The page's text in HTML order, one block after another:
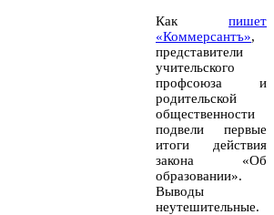
Как пишет
«Коммерсантъ»,
представители
учительского
профсоюза и
родительской
общественности
подвели первые
итоги действия
закона «Об
образовании».
Выводы
неутешительные.